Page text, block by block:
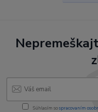
Súhlasím sospracovaním